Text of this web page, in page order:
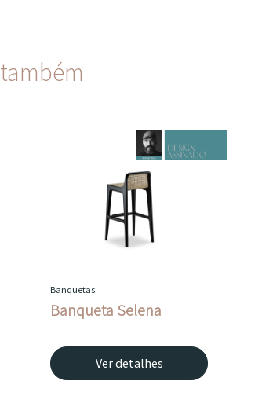
também
Banquetas
Banqueta Selena
Ver detalhes